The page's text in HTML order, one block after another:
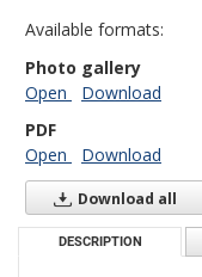
Available formats:
Photo gallery
Open
Download
PDF
Open
Download
Download all
DESCRIPTION